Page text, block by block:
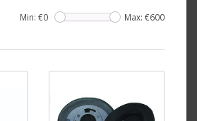
Min: €0 Max: €600